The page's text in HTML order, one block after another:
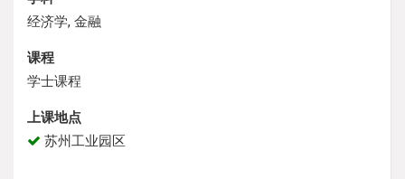
经济学, 金融
课程
学士课程
上课地点
苏州工业园区